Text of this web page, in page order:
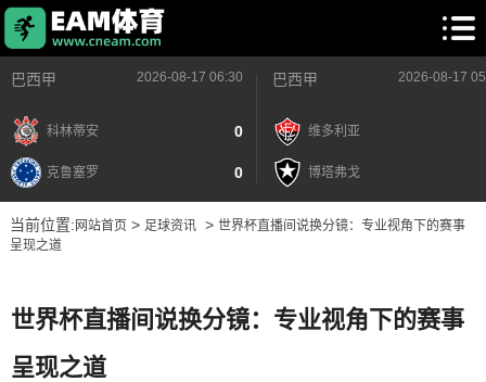
巴西甲 2026-08-17 06:30
科林蒂安 0
克鲁塞罗 0
巴西甲 2026-08-17
维多利亚
博塔弗戈
当前位置: 网站首页> 足球资讯> 世界杯直播间说换分镜：专业视角下的赛事
呈现之道
世界杯直播间说换分镜：专业视角下的赛事
呈现之道